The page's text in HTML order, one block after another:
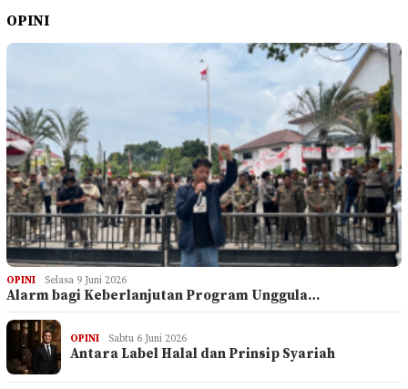
OPINI
OPINI Selasa 9 Juni 2026
Alarm bagi Keberlanjutan Program Unggula…
OPINI Sabtu 6 Juni 2026
Antara Label Halal dan Prinsip Syariah